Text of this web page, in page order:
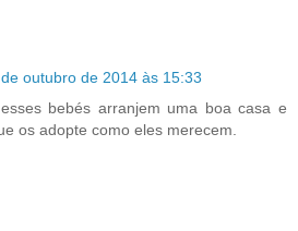
outubro de 2014 às 15:33
bebés arranjem uma boa casa e
os adopte como eles merecem.